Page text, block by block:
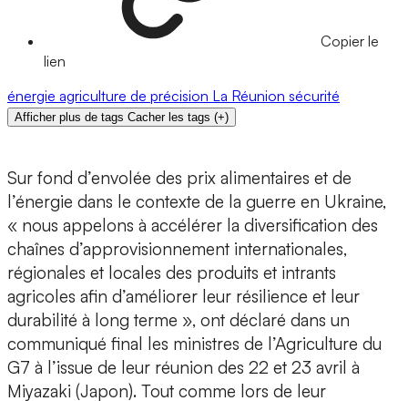
Copier le
lien
énergie agriculture de précision La Réunion sécurité
Afficher plus de tags Cacher les tags (+)
Sur fond d’envolée des prix alimentaires et de
l’énergie dans le contexte de la guerre en Ukraine,
« nous appelons à accélérer la diversification des
chaînes d’approvisionnement internationales,
régionales et locales des produits et intrants
agricoles afin d’améliorer leur résilience et leur
durabilité à long terme », ont déclaré dans un
communiqué final les ministres de l’Agriculture du
G7 à l’issue de leur réunion des 22 et 23 avril à
Miyazaki (Japon). Tout comme lors de leur